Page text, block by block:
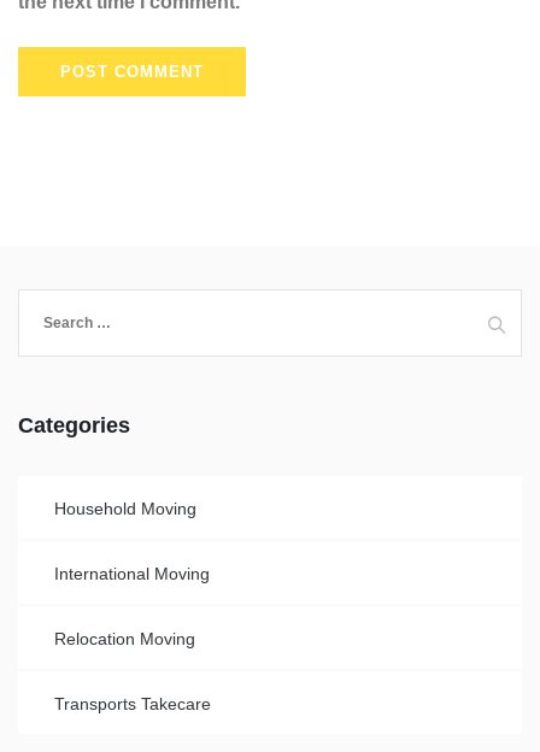
Categories
Household Moving
International Moving
Relocation Moving
Transports Takecare